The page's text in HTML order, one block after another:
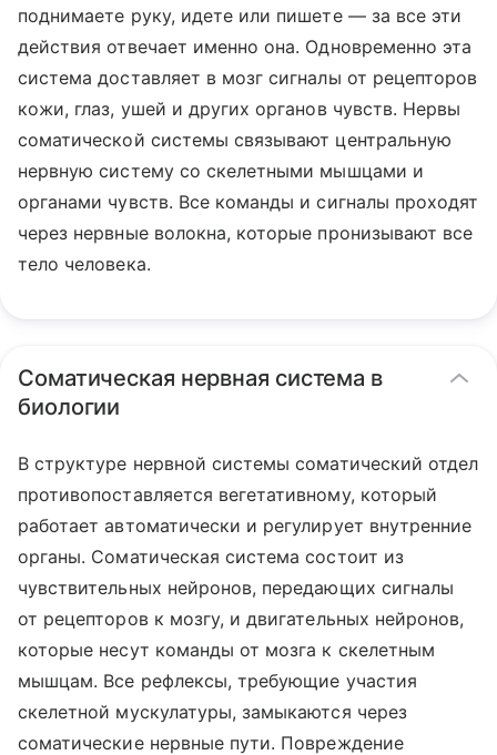
поднимаете руку, идете или пишете — за все эти
действия отвечает именно она. Одновременно эта
система доставляет в мозг сигналы от рецепторов
кожи, глаз, ушей и других органов чувств. Нервы
соматической системы связывают центральную
нервную систему со скелетными мышцами и
органами чувств. Все команды и сигналы проходят
через нервные волокна, которые пронизывают все
тело человека.
Соматическая нервная система в
биологии
В структуре нервной системы соматический отдел
противопоставляется вегетативному, который
работает автоматически и регулирует внутренние
органы. Соматическая система состоит из
чувствительных нейронов, передающих сигналы
от рецепторов к мозгу, и двигательных нейронов,
которые несут команды от мозга к скелетным
мышцам. Все рефлексы, требующие участия
скелетной мускулатуры, замыкаются через
соматические нервные пути. Повреждение